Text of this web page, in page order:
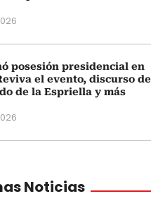
posesión presidencial en
el evento, discurso de
de la Espriella y más
Noticias